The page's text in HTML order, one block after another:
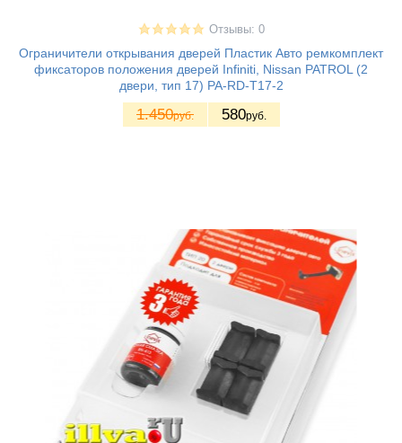
Отзывы: 0
Ограничители открывания дверей Пластик Авто ремкомплект
фиксаторов положения дверей Infiniti, Nissan PATROL (2
двери, тип 17) PA-RD-T17-2
1.450руб. 580руб.